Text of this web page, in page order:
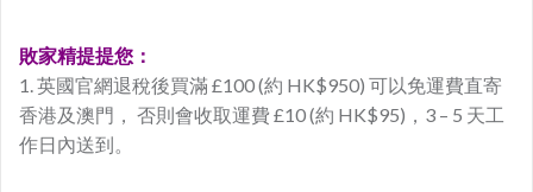
敗家精提提您：
1. 英國官網退稅後買滿 £100 (約 HK$950) 可以免運費直寄
香港及澳門， 否則會收取運費 £10 (約 HK$95)，3 – 5 天工
作日內送到。